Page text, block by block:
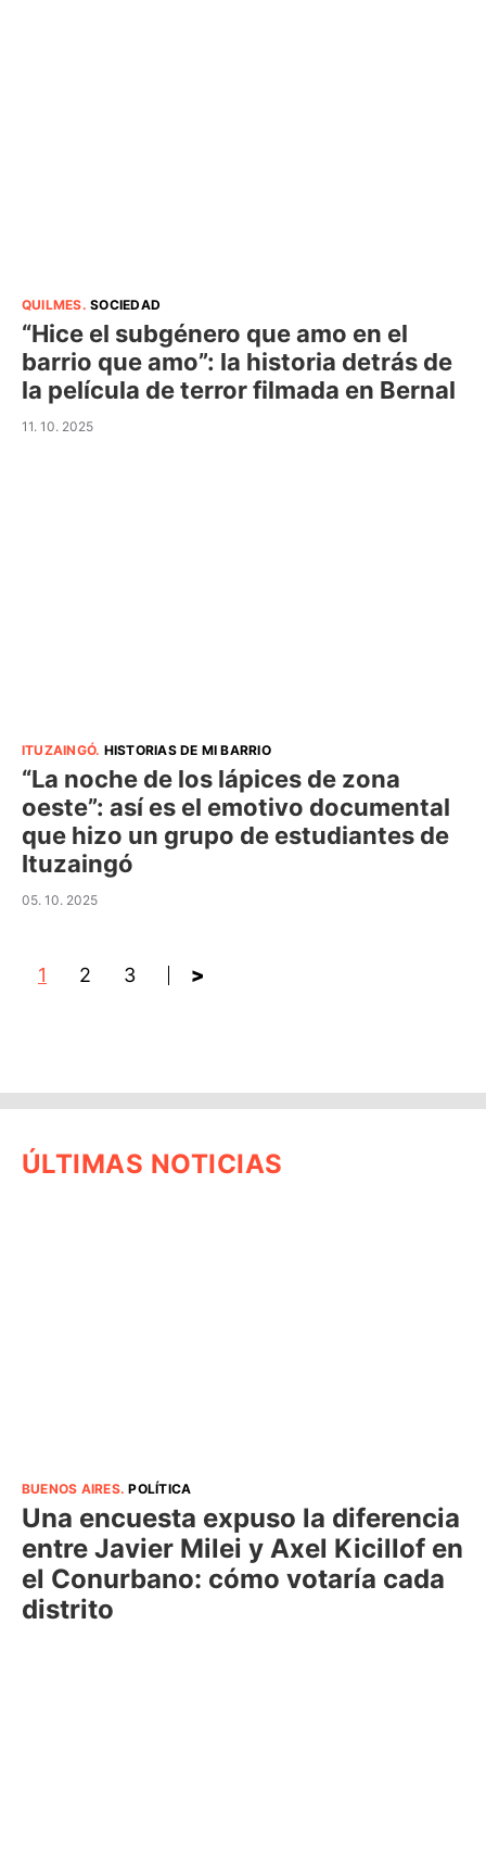
QUILMES.SOCIEDAD
“Hice el subgénero que amo en el
barrio que amo”: la historia detrás de
la película de terror filmada en Bernal
11. 10. 2025
ITUZAINGÓ. HISTORIAS DE MI BARRIO
“La noche de los lápices de zona
oeste”: así es el emotivo documental
que hizo un grupo de estudiantes de
Ituzaingó
05. 10. 2025
1 2 3 >
ÚLTIMAS NOTICIAS
BUENOS AIRES.POLÍTICA
Una encuesta expuso la diferencia
entre Javier Milei y Axel Kicillof en
el Conurbano: cómo votaría cada
distrito